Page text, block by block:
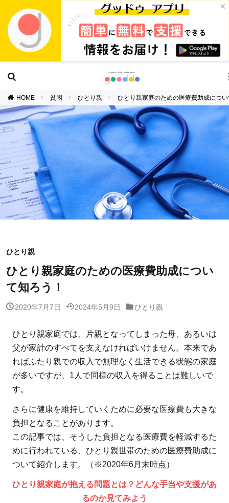
×
HOME 貧困 ひとり親 ひとり親家庭のための医療費助成につ
ひとり親
ひとり親家庭のための医療費助成につい
て知ろう！
2020年7月7日 2024年5月9日 ひとり親
ひとり親家庭では、片親となってしまった母、あるいは
父が家計のすべてを支えなければいけません。本来であ
ればふたり親での収入で無理なく生活できる状態の家庭
が多いですが、1人で同様の収入を得ることは難しいで
す。
さらに健康を維持していくために必要な医療費も大きな
負担となることがあります。
この記事では、そうした負担となる医療費を軽減するた
めに行われている、ひとり親世帯のための医療費助成に
ついて紹介します。（※2020年6月末時点）
ひとり親家庭が抱える問題とは？どんな手当や支援があ
るのか見てみよう